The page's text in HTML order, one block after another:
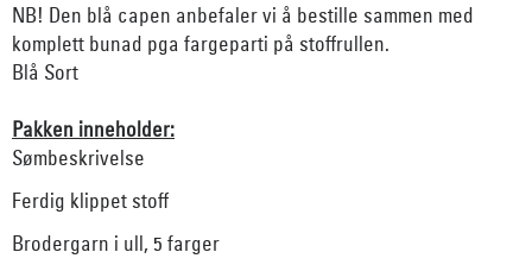
NB! Den blå capen anbefaler vi å bestille sammen med
komplett bunad pga fargeparti på stoffrullen.
Blå Sort
Pakken inneholder:
Sømbeskrivelse
Ferdig klippet stoff
Brodergarn i ull, 5 farger